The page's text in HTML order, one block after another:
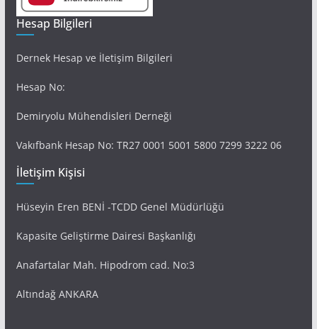
Hesap Bilgileri
Dernek Hesap ve İletişim Bilgileri
Hesap No:
Demiryolu Mühendisleri Derneği
Vakıfbank Hesap No: TR27 0001 5001 5800 7299 3222 06
İletişim Kişisi
Hüseyin Eren BENİ -TCDD Genel Müdürlüğü
Kapasite Geliştirme Dairesi Başkanlığı
Anafartalar Mah. Hipodrom cad. No:3
Altındağ ANKARA